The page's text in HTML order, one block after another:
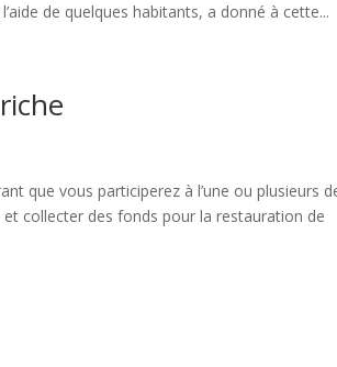
de quelques habitants, a donné à cette...
que vous participerez à l’une ou plusieurs
collecter des fonds pour la restauration de